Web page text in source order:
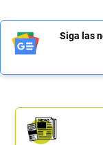
Siga las